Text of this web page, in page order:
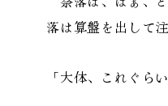
落は算盤を出して
「大体、これぐら